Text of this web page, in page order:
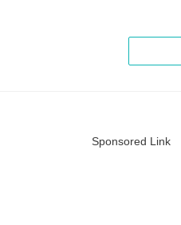
Sponsored Link